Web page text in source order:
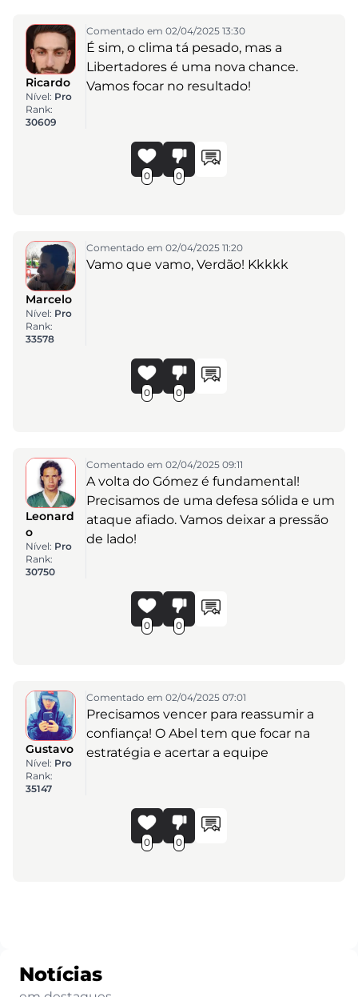
Ricardo
Nível: Pro
Rank:
30609
Comentado em 02/04/2025 13:30
É sim, o clima tá pesado, mas a
Libertadores é uma nova chance.
Vamos focar no resultado!
0 0
Marcelo
Nível: Pro
Rank:
33578
Comentado em 02/04/2025 11:20
Vamo que vamo, Verdão! Kkkkk
0 0
Leonard
o
Nível: Pro
Rank:
30750
Comentado em 02/04/2025 09:11
A volta do Gómez é fundamental!
Precisamos de uma defesa sólida e um
ataque afiado. Vamos deixar a pressão
de lado!
0 0
Gustavo
Nível: Pro
Rank:
35147
Comentado em 02/04/2025 07:01
Precisamos vencer para reassumir a
confiança! O Abel tem que focar na
estratégia e acertar a equipe
0 0
Notícias